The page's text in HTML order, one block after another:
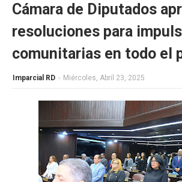
Cámara de Diputados
resoluciones para
comunitarias en todo el
Imparcial RD - Miércoles, Abril 23, 2025